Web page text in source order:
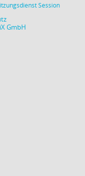
Session(Wird in
GmbH